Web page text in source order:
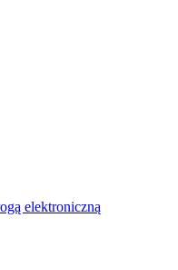
elektroniczną